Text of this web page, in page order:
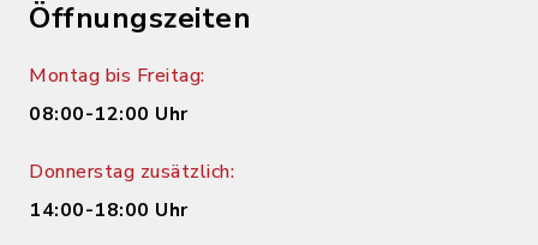
Öffnungszeiten
Montag bis Freitag:
08:00-12:00 Uhr
Donnerstag zusätzlich:
14:00-18:00 Uhr